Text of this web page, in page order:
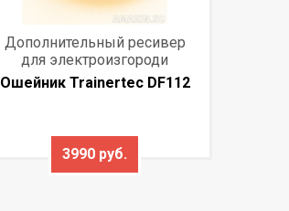
Дополнительный ресивер
для электроизгороди
Ошейник Trainertec DF112
3990 руб.